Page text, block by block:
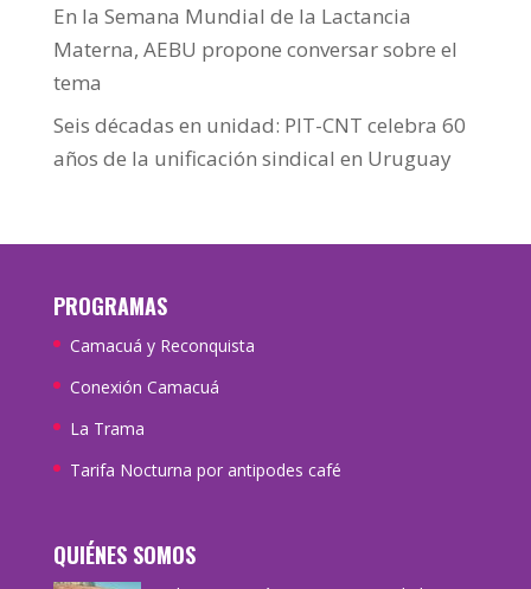
En la Semana Mundial de la Lactancia
Materna, AEBU propone conversar sobre el
tema
Seis décadas en unidad: PIT-CNT celebra 60
años de la unificación sindical en Uruguay
PROGRAMAS
Camacuá y Reconquista
Conexión Camacuá
La Trama
Tarifa Nocturna por antipodes café
QUIÉNES SOMOS